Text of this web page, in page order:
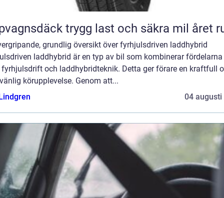
Släpvagnsdäck trygg last och säkra mil året
grundlig översikt över fyrhjulsdriven laddhybrid
laddhybrid är en typ av bil som kombinerar
fyrhjulsdrift och laddhybridteknik. Detta ger förare en kraftfull
körupplevelse. Genom att...
04 augusti